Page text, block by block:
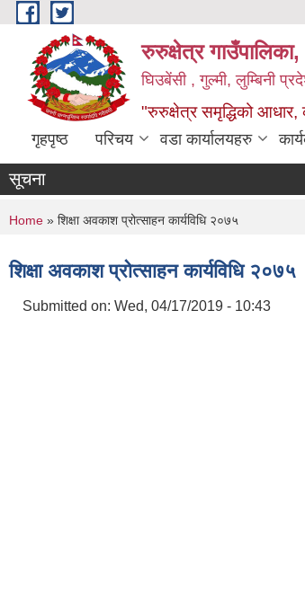
Skip to main content
रुरुक्षेत्र गाउँपालिका,
घिउबेंसी , गुल्मी, लुम्बिनी
"रुरुक्षेत्र समृद्धिको आधार,
गृहपृष्ठ परिचय वडा कार्यालयहरु
सूचना
You are here
Home » शिक्षा अवकाश प्रोत्साहन कार्यविधि २०७५
शिक्षा अवकाश प्रोत्साहन कार्यविधि २०७५
Submitted on: Wed, 04/17/2019 - 10:43